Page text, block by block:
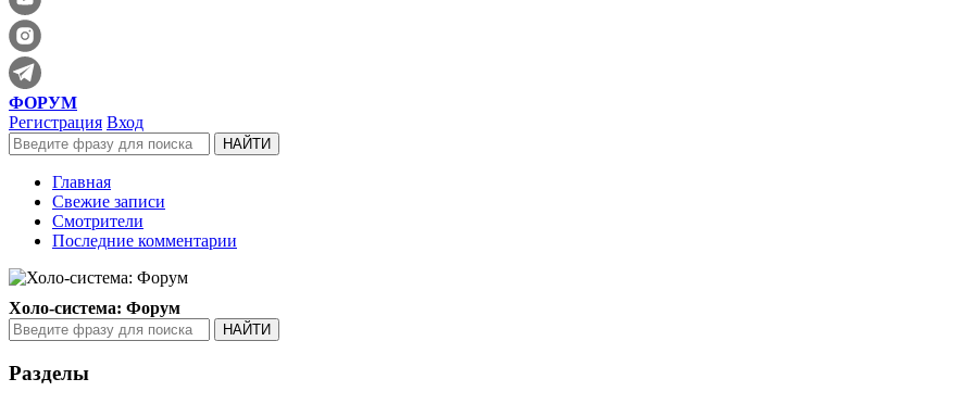
ФОРУМ
Регистрация Вход
Главная
Свежие записи
Смотрители
Последние комментарии
Холо-система: Форум
Разделы